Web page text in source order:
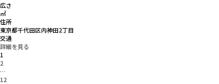
広さ
㎡
住所
東京都千代田区内神田2丁目
交通
詳細を見る
1
2
…
12